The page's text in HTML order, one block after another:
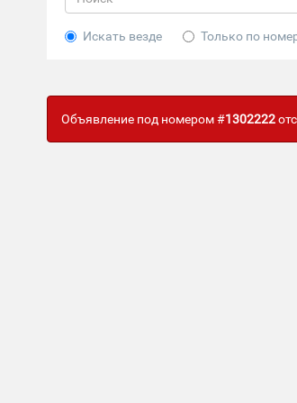
Искать везде Только по
Объявление под номером #1302222